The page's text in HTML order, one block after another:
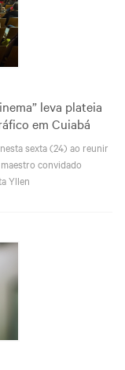
leva plateia
em Cuiabá
sexta (24) ao reunir
convidado
Yllen